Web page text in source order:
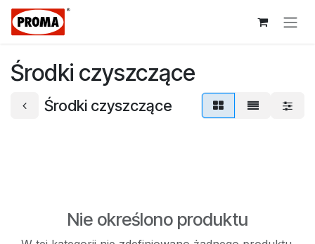
Przejdź do zawartości
Środki czyszczące
Środki czyszczące
Nie określono produktu